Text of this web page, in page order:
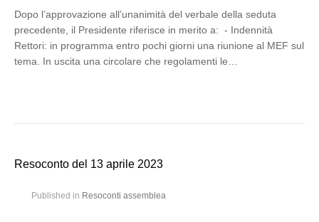
Dopo l’approvazione all’unanimità del verbale della seduta
precedente, il Presidente riferisce in merito a: - Indennità
Rettori: in programma entro pochi giorni una riunione al MEF sul
tema. In uscita una circolare che regolamenti le…
Resoconto del 13 aprile 2023
Published in Resoconti assemblea